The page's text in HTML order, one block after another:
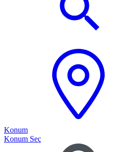
Konum
Konum Seç